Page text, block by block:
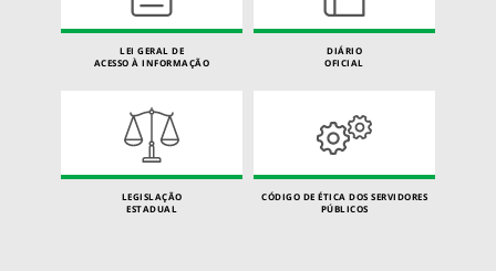
LEI GERAL DE
ACESSO À INFORMAÇÃO
DIÁRIO
OFICIAL
LEGISLAÇÃO
ESTADUAL
CÓDIGO DE ÉTICA DOS SERVIDORES
PÚBLICOS